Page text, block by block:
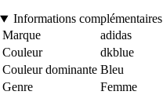
Informations complémentaires
Marque
adidas
Couleur
dkblue
Couleur dominante Bleu
Genre
Femme